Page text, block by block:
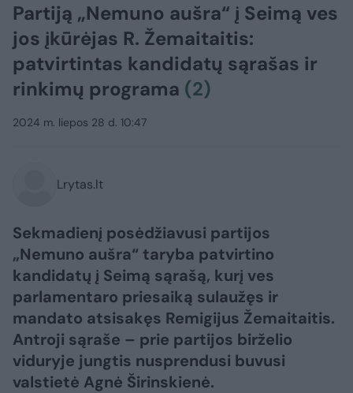
Partiją „Nemuno aušra“ į Seimą ves
jos įkūrėjas R. Žemaitaitis:
patvirtintas kandidatų sąrašas ir
rinkimų programa (2)
2024 m. liepos 28 d. 10:47
Lrytas.lt
Sekmadienį posėdžiavusi partijos
„Nemuno aušra“ taryba patvirtino
kandidatų į Seimą sąrašą, kurį ves
parlamentaro priesaiką sulaužęs ir
mandato atsisakęs Remigijus Žemaitaitis.
Antroji sąraše – prie partijos birželio
viduryje jungtis nusprendusi buvusi
valstietė Agnė Širinskienė.